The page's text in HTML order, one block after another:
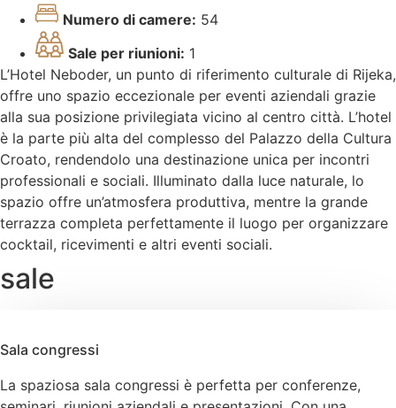
Numero di camere: 54
Sale per riunioni: 1
L’Hotel Neboder, un punto di riferimento culturale di Rijeka,
offre uno spazio eccezionale per eventi aziendali grazie
alla sua posizione privilegiata vicino al centro città. L’hotel
è la parte più alta del complesso del Palazzo della Cultura
Croato, rendendolo una destinazione unica per incontri
professionali e sociali. Illuminato dalla luce naturale, lo
spazio offre un’atmosfera produttiva, mentre la grande
terrazza completa perfettamente il luogo per organizzare
cocktail, ricevimenti e altri eventi sociali.
sale
Sala congressi
La spaziosa sala congressi è perfetta per conferenze,